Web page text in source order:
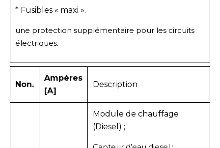
* Fusibles « maxi ».
une protection supplémentaire pour les circuits
électriques.
Non.
Ampères
[A]
Description
Module de chauffage
(Diesel) ;